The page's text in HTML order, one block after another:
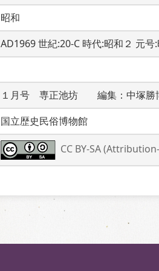
昭和
AD1969 世紀:20-C 時代:昭和２ 元号
１月号　専正池坊　　編集：中塚
国立歴史民俗博物館
CC BY-SA